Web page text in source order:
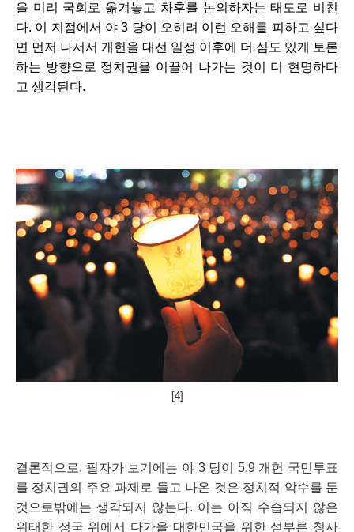
을 미리 국회로 옮겨놓고 차후를 논의하자는 태도로 비친
다. 이 지점에서 야 3 당이 오히려 이런 오해를 피하고 싶다
면 먼저 나서서 개헌을 대선 일정 이후에 더 심도 있게 토론
하는 방향으로 정치권을 이끌어 나가는 것이 더 현명하다
고 생각된다.
[4]
결론적으로, 필자가 보기에는 야 3 당이 5.9 개헌 국민투표
를 정치권의 주요 과제로 들고 나온 것은 정치적 악수를 둔
것으로밖에는 생각되지 않는다. 이는 아직 수습되지 않은
위태한 정국 위에서 다가올 대한민국을 위한 섣부른 청사